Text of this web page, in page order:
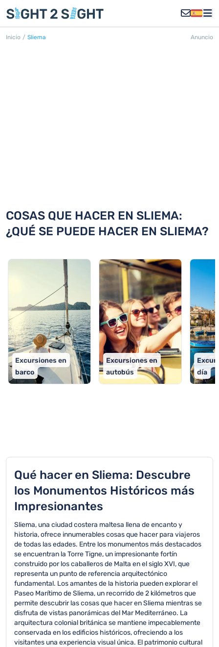
Inicio / Sliema Anuncio
COSAS QUE HACER EN SLIEMA:
¿QUÉ SE PUEDE HACER EN SLIEMA?
Excursiones en
barco
Excursiones en
autobús
día
Qué hacer en Sliema: Descubre
los Monumentos Históricos más
Impresionantes
Sliema, una ciudad costera maltesa llena de encanto y
historia, ofrece innumerables cosas que hacer para viajeros
de todas las edades. Entre los monumentos más destacados
se encuentran la Torre Tigne, un impresionante fortín
construido por los caballeros de Malta en el siglo XVI, que
representa un punto de referencia arquitectónico
fundamental. Los amantes de la historia pueden explorar el
Paseo Marítimo de Sliema, un recorrido de 2 kilómetros que
permite descubrir las cosas que hacer en Sliema mientras se
disfruta de vistas panorámicas del Mar Mediterráneo. La
arquitectura colonial británica se mantiene impecablemente
conservada en los edificios históricos, ofreciendo a los
visitantes una experiencia visual única. El patrimonio cultural